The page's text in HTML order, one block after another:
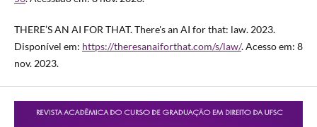
THERE’S AN AI FOR THAT. There's an AI for that: law. 2023.
Disponível em: https://theresanaiforthat.com/s/law/. Acesso em: 8
nov. 2023.